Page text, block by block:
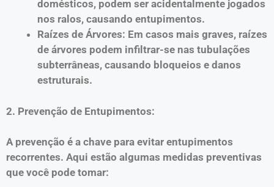
domésticos, podem ser acidentalmente jogados
nos ralos, causando entupimentos.
Raízes de Árvores: Em casos mais graves, raízes
de árvores podem infiltrar-se nas tubulações
subterrâneas, causando bloqueios e danos
estruturais.
2. Prevenção de Entupimentos:
A prevenção é a chave para evitar entupimentos
recorrentes. Aqui estão algumas medidas preventivas
que você pode tomar: